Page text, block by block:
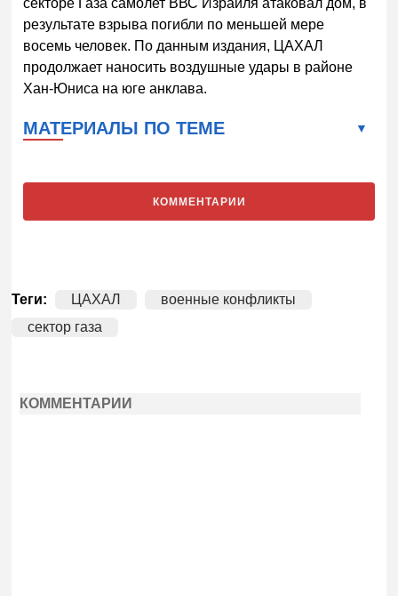
секторе Газа самолет ВВС Израиля атаковал дом, в
результате взрыва погибли по меньшей мере
восемь человек. По данным издания, ЦАХАЛ
продолжает наносить воздушные удары в районе
Хан-Юниса на юге анклава.
МАТЕРИАЛЫ ПО ТЕМЕ
КОММЕНТАРИИ
Теги: ЦАХАЛ
военные конфликты
сектор газа
КОММЕНТАРИИ